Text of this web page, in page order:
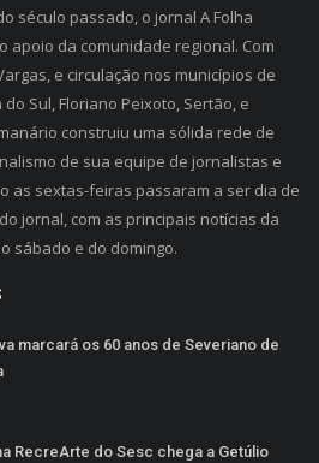
século passado, o jornal A Folha
apoio da comunidade regional. Com
e circulação nos municípios de
Sul, Floriano Peixoto, Sertão, e
construiu uma sólida rede de
de sua equipe de jornalistas e
as sextas-feiras passaram a ser dia de
jornal, com as principais notícias da
sábado e do domingo.
marcará os 60 anos de Severiano de
RecreArte do Sesc chega a Getúlio